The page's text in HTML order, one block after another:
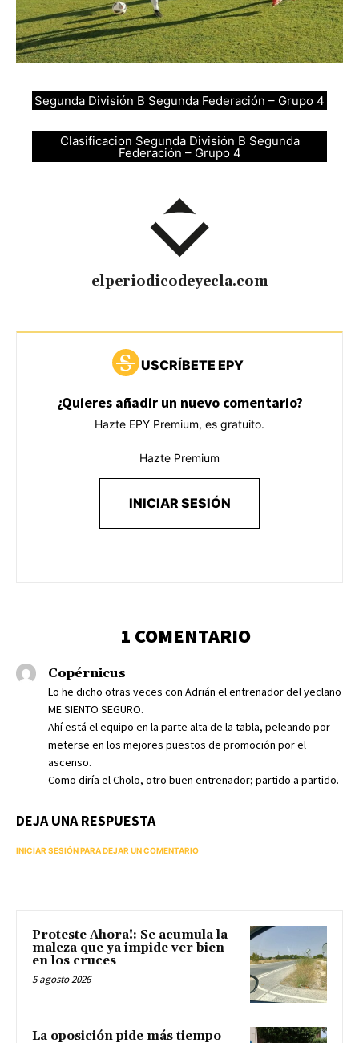
Segunda División B Segunda Federación – Grupo 4
Clasificacion Segunda División B Segunda
Federación – Grupo 4
elperiodicodeyecla.com
USCRÍBETE EPY
¿Quieres añadir un nuevo comentario?
Hazte EPY Premium, es gratuito.
Hazte Premium
INICIAR SESIÓN
1 COMENTARIO
Copérnicus
Lo he dicho otras veces con Adrián el entrenador del yeclano
ME SIENTO SEGURO.
Ahí está el equipo en la parte alta de la tabla, peleando por
meterse en los mejores puestos de promoción por el
ascenso.
Como diría el Cholo, otro buen entrenador; partido a partido.
DEJA UNA RESPUESTA
INICIAR SESIÓN PARA DEJAR UN COMENTARIO
Proteste Ahora!: Se acumula la
maleza que ya impide ver bien
en los cruces
5 agosto 2026
La oposición pide más tiempo